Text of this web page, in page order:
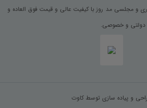
و مجلسی مد روز با کیفیت عالی و قیمت فوق العاده و
دولتی و خصوصی.
و پیاده سازی توسط کاوت